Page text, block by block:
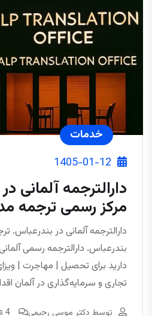
خدمات
1405-01-12
دارالترجمه آلمانی
مرکز رسمی ترجمه
دارالترجمه آلمانی در بندرعباس.
بندرعباس. دارالترجمه رسمی
دارید برای تحصیل | مهاجرت |
تجاری و سرمایه‌گذاری در آلمان
توسط دکتر موسی رحیمی 4 Comments